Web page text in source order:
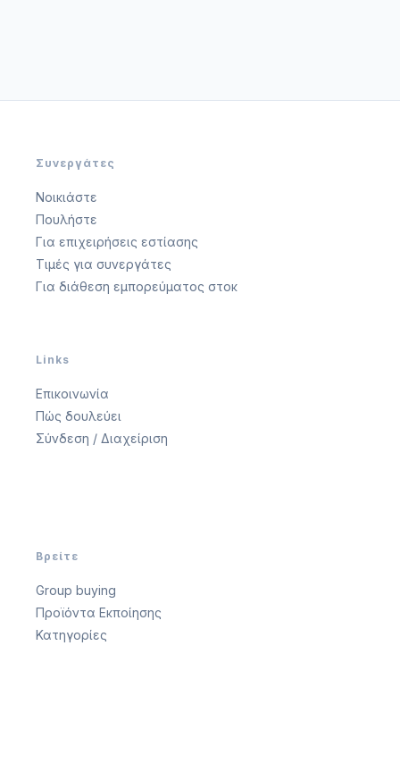
Συνεργάτες
Νοικιάστε
Πουλήστε
Για επιχειρήσεις εστίασης
Τιμές για συνεργάτες
Για διάθεση εμπορεύματος στοκ
Links
Επικοινωνία
Πώς δουλεύει
Σύνδεση / Διαχείριση
Βρείτε
Group buying
Προϊόντα Εκποίησης
Κατηγορίες